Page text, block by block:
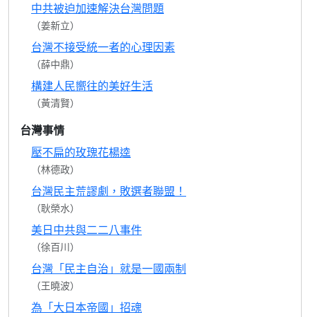
中共被迫加速解決台灣問題
（姜新立）
台灣不接受統一者的心理因素
（薛中鼎）
構建人民嚮往的美好生活
（黃清賢）
台灣事情
壓不扁的玫瑰花楊逵
（林德政）
台灣民主荒謬劇，敗選者聯盟！
（耿榮水）
美日中共與二二八事件
（徐百川）
台灣「民主自治」就是一國兩制
（王曉波）
為「大日本帝國」招魂